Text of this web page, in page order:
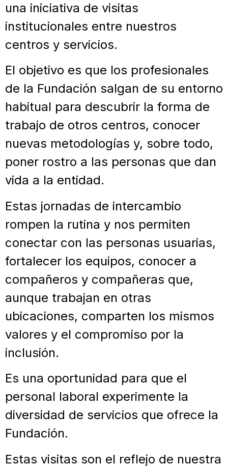
una iniciativa de visitas
institucionales entre nuestros
centros y servicios.
El objetivo es que los profesionales
de la Fundación salgan de su entorno
habitual para descubrir la forma de
trabajo de otros centros, conocer
nuevas metodologías y, sobre todo,
poner rostro a las personas que dan
vida a la entidad.
Estas jornadas de intercambio
rompen la rutina y nos permiten
conectar con las personas usuarias,
fortalecer los equipos, conocer a
compañeros y compañeras que,
aunque trabajan en otras
ubicaciones, comparten los mismos
valores y el compromiso por la
inclusión.
Es una oportunidad para que el
personal laboral experimente la
diversidad de servicios que ofrece la
Fundación.
Estas visitas son el reflejo de nuestra